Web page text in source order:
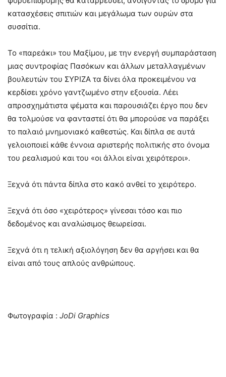
κατασχέσεις σπιτιών και μεγάλωμα των ουρών στα
συσσίτια.
Το «παρεάκι» του Μαξίμου, με την ενεργή συμπαράσταση
μιας συντροφίας Πασόκων και άλλων μεταλλαγμένων
βουλευτών του ΣΥΡΙΖΑ τα δίνει όλα προκειμένου να
κερδίσει χρόνο γαντζωμένο στην εξουσία. Λέει
απροσχημάτιστα ψέματα και παρουσιάζει έργο που δεν
θα τολμούσε να φανταστεί ότι θα μπορούσε να παράξει
το παλαιό μνημονιακό καθεστώς. Και δίπλα σε αυτά
γελοιοποιεί κάθε έννοια αριστερής πολιτικής στο όνομα
του ρεαλισμού και του «οι άλλοι είναι χειρότεροι».
Ξεχνά ότι πάντα δίπλα στο κακό ανθεί το χειρότερο.
Ξεχνά ότι όσο «χειρότερος» γίνεσαι τόσο και πιο
δεδομένος και αναλώσιμος θεωρείσαι.
Ξεχνά ότι η τελική αξιολόγηση δεν θα αργήσει και θα
είναι από τους απλούς ανθρώπους.
Φωτογραφία : JoDi Graphics